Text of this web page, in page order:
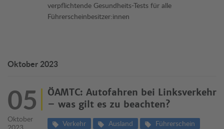
verpflichtende Gesundheits-Tests für alle
Führerscheinbesitzer:innen
Oktober 2023
05
Oktober
ÖAMTC: Autofahren bei Linksverkehr
– was gilt es zu beachten?
Verkehr Ausland Führerschein